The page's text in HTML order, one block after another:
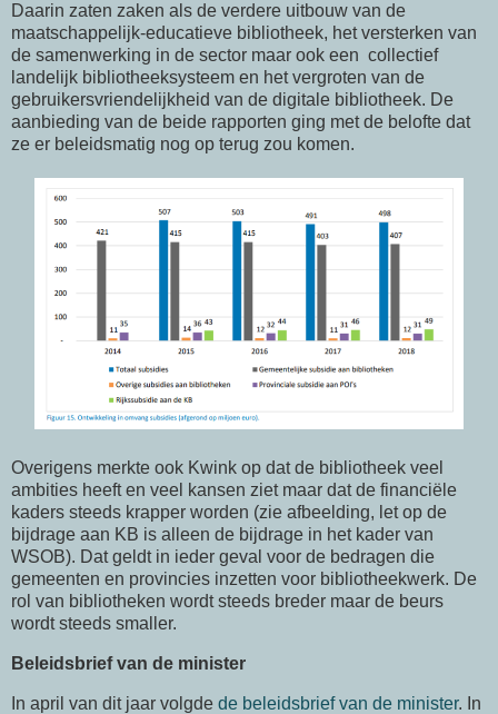
Daarin zaten zaken als de verdere uitbouw van de
maatschappelijk-educatieve bibliotheek, het versterken van
de samenwerking in de sector maar ook een collectief
landelijk bibliotheeksysteem en het vergroten van de
gebruikersvriendelijkheid van de digitale bibliotheek. De
aanbieding van de beide rapporten ging met de belofte dat
ze er beleidsmatig nog op terug zou komen.
Overigens merkte ook Kwink op dat de bibliotheek veel
ambities heeft en veel kansen ziet maar dat de financiële
kaders steeds krapper worden (zie afbeelding, let op de
bijdrage aan KB is alleen de bijdrage in het kader van
WSOB). Dat geldt in ieder geval voor de bedragen die
gemeenten en provincies inzetten voor bibliotheekwerk. De
rol van bibliotheken wordt steeds breder maar de beurs
wordt steeds smaller.
Beleidsbrief van de minister
In april van dit jaar volgde de beleidsbrief van de minister. In